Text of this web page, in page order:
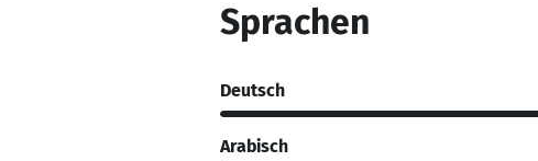
Sprachen
Deutsch
Arabisch